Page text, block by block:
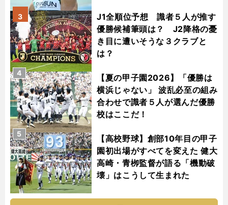
J1全順位予想 識者５人が推す
優勝候補筆頭は？ J2降格の憂
き目に遭いそうな３クラブと
は？
3
【夏の甲子園2026】「優勝は
横浜じゃない」 波乱必至の組み
合わせで識者５人が選んだ優勝
校はここだ！
4
【高校野球】創部10年目の甲子
園初出場がすべてを変えた 健大
高崎・青栁監督が語る「機動破
壊」はこうして生まれた
5